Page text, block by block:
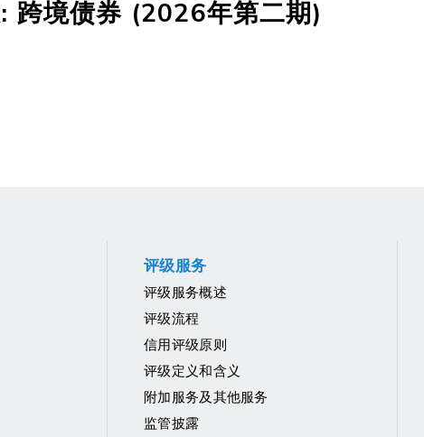
跨境债券 (2026年第二期)
评级服务
评级服务概述
评级流程
信用评级原则
评级定义和含义
附加服务及其他服务
监管披露